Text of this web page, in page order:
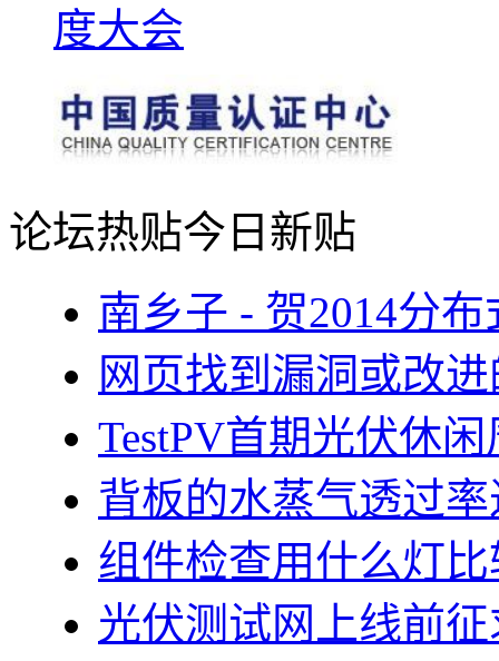
论坛热贴今日新贴
南乡子 - 贺2014分
网页找到漏洞或改
TestPV首期光伏休
背板的水蒸气透过
组件检查用什么灯
光伏测试网上线前